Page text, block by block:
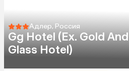
Адлер, Россия
Gg Hotel (Ex. Gold And
Glass Hotel)